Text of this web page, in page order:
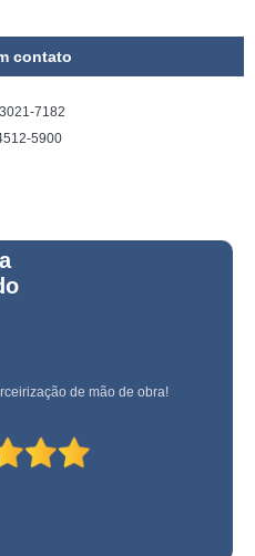
contato
7182
5900
de mão de obra!